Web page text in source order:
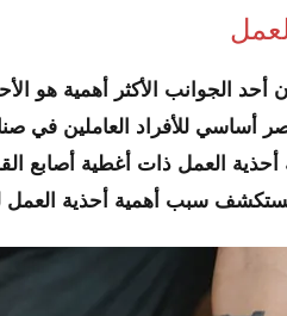
الجوانب الأكثر أهمية هو
أساسي للأفراد العاملين في
العمل ذات أغطية أصابع
سبب أهمية أحذية